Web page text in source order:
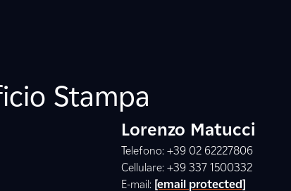
Stampa
Lorenzo Matucci
Telefono: +39 02 62227806
Cellulare: +39 337 1500332
E-mail: [email protected]